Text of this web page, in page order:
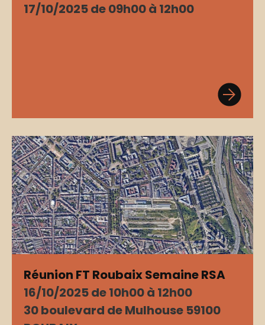
17/10/2025 de 09h00 à 12h00
Réunion FT Roubaix Semaine RSA
16/10/2025 de 10h00 à 12h00
30 boulevard de Mulhouse 59100